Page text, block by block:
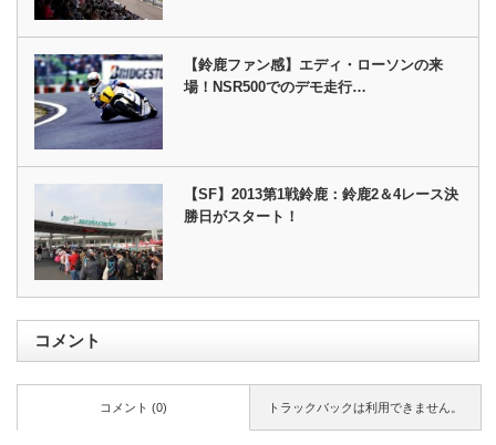
【鈴鹿ファン感】エディ・ローソンの来
場！NSR500でのデモ走行…
【SF】2013第1戦鈴鹿：鈴鹿2＆4レース決
勝日がスタート！
コメント
トラックバックは利用できません。
コメント (0)